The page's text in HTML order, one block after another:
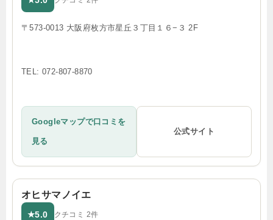
〒573-0013 大阪府枚方市星丘３丁目１６−３ 2F
TEL: 072-807-8870
Googleマップで口コミを
見る
公式サイト
オヒサマノイエ
★5.0 クチコミ 2件